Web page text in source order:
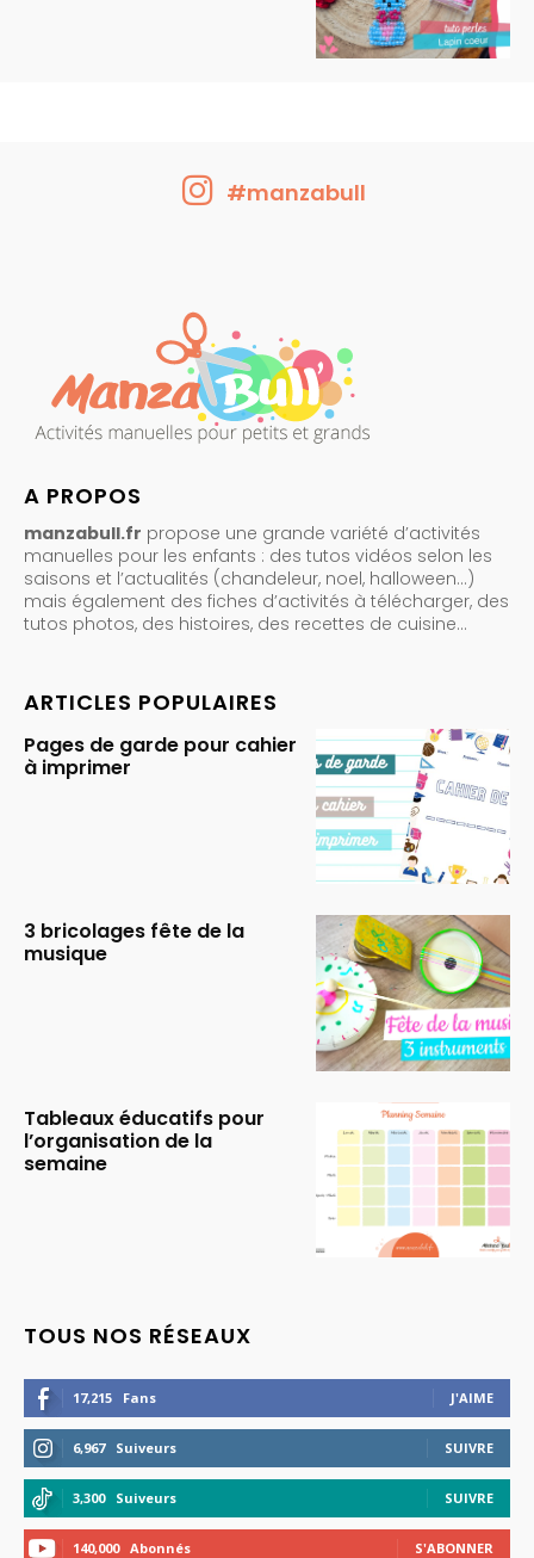
#manzabull
A PROPOS
manzabull.fr propose une grande variété d’activités
manuelles pour les enfants : des tutos vidéos selon les
saisons et l’actualités (chandeleur, noel, halloween…)
mais également des fiches d’activités à télécharger, des
tutos photos, des histoires, des recettes de cuisine…
ARTICLES POPULAIRES
Pages de garde pour cahier
à imprimer
3 bricolages fête de la
musique
Tableaux éducatifs pour
l’organisation de la
semaine
TOUS NOS RÉSEAUX
17,215 Fans J'AIME
6,967 Suiveurs SUIVRE
3,300 Suiveurs SUIVRE
140,000 Abonnés S'ABONNER